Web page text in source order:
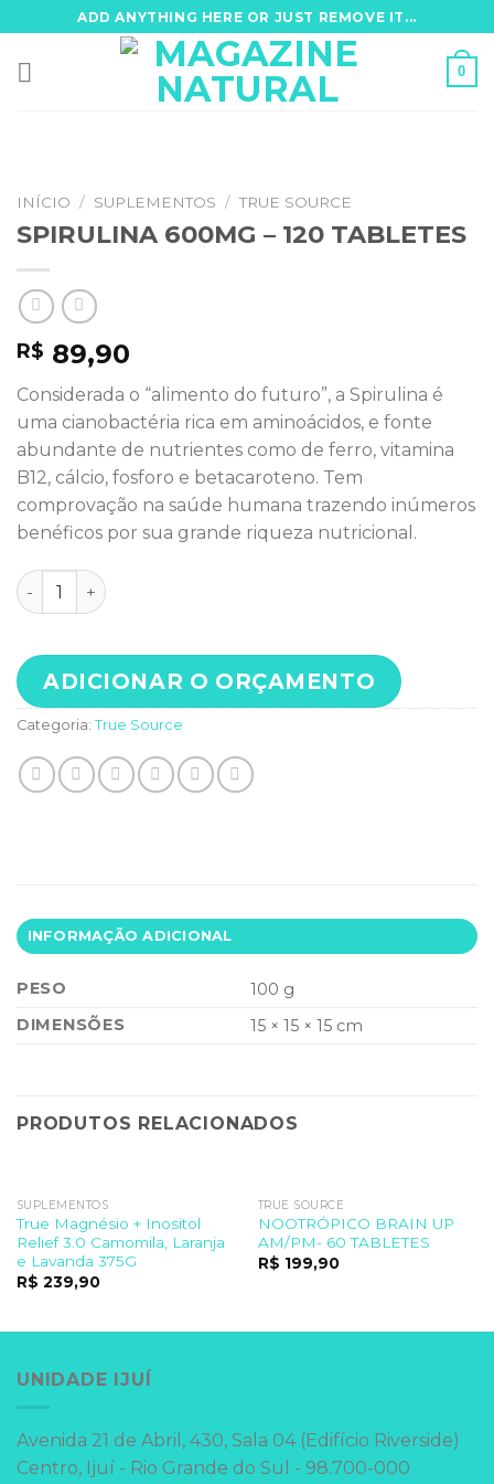
to
content
ADD ANYTHING HERE OR JUST REMOVE IT...
0
INÍCIO / SUPLEMENTOS / TRUE SOURCE
SPIRULINA 600MG – 120 TABLETES
R$ 89,90
Considerada o “alimento do futuro”, a Spirulina é
uma cianobactéria rica em aminoácidos, e fonte
abundante de nutrientes como de ferro, vitamina
B12, cálcio, fosforo e betacaroteno. Tem
comprovação na saúde humana trazendo inúmeros
benéficos por sua grande riqueza nutricional.
SPIRULINA 600MG - 120 TABLETES quantidade
ADICIONAR O ORÇAMENTO
Categoria: True Source
INFORMAÇÃO ADICIONAL
PESO
100 g
DIMENSÕES
15 × 15 × 15 cm
PRODUTOS RELACIONADOS
SUPLEMENTOS
True Magnésio + Inositol
Relief 3.0 Camomila, Laranja
e Lavanda 375G
R$ 239,90
TRUE SOURCE
NOOTRÓPICO BRAIN UP
AM/PM- 60 TABLETES
R$ 199,90
UNIDADE IJUÍ
Avenida 21 de Abril, 430, Sala 04 (Edifício Riverside)
Centro, Ijuí - Rio Grande do Sul - 98.700-000